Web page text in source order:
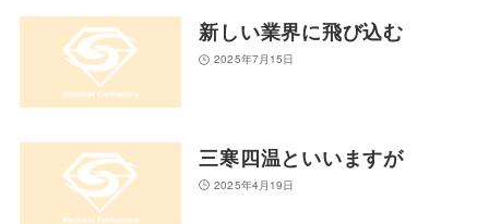
新しい業界に飛び込む
2025年7月15日
三寒四温といいますが
2025年4月19日